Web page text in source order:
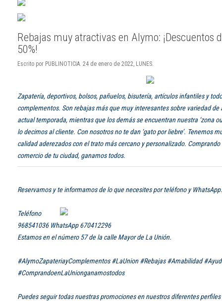
Rebajas muy atractivas en Alymo: ¡Descuentos
50%!
Escrito por PUBLINOTICIA. 24 de enero de 2022, LUNES.
Zapatería, deportivos, bolsos, pañuelos, bisutería, artículos infantiles y
complementos. Son rebajas más que muy interesantes sobre variedad de
actual temporada, mientras que los demás se encuentran nuestra ‘zona
lo decimos al cliente. Con nosotros no te dan ‘gato por liebre’. Tenemos
calidad aderezados con el trato más cercano y personalizado.
comercio de tu ciudad, ganamos todos.
Reservamos y te informamos de lo que necesites por teléfono y WhatsApp.
Teléfono
968541036 WhatsApp 670412296
Estamos en el número 57 de la calle Mayor de La Unión.
#AlymoZapateriayComplementos #LaUnion #Rebajas #Amabilidad
#ComprandoenLaUnionganamostodos
Puedes seguir todas nuestras promociones en nuestros diferentes